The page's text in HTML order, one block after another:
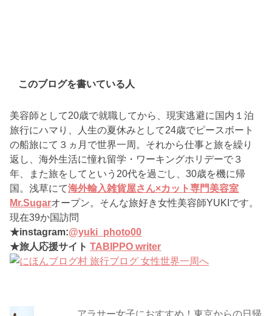
このブログを書いている人
美容師として20歳で就職してから、現実逃避に国内１泊
旅行にハマり、人生の夏休みとして24歳でピースボート
の船旅にて３ヵ月で世界一周。それから仕事と旅を繰り
返し、海外生活に憧れ留学・ワーキングホリデーで３
年、また旅をしてという20代を過ごし、30歳を機に帰
国。浅草にて海外輸入雑貨屋さん×カット専門美容室
Mr.Sugarオープン。そんな旅好き女性美容師YUKIです。
現在39か国訪問
★instagram:@yuki_photo00
★旅人応援サイトTABIPPO writer
アラサー女子におすすめ！東京からの日帰